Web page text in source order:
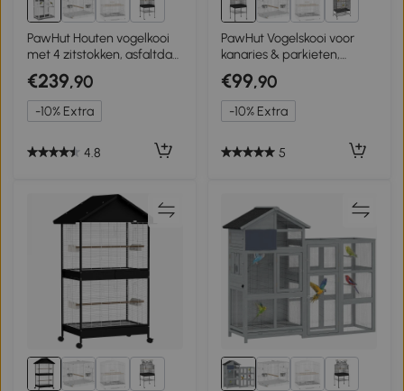
3+
PawHut Houten vogelkooi
met 4 zitstokken, asfaltdak,
waterdicht, 112 x 68 x 154
cm
€239,90
-10% Extra
4.8
3+
PawHut Vogelskooi voor
kanaries & parkieten,
mobiel, met bodemvak,
metalen tralie, Zwart
€99,90
-10% Extra
5